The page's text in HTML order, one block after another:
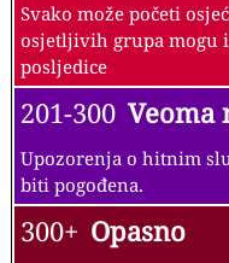
Svako može početi
osjetljivih grupa mogu
posljedice
201-300 Veoma
Upozorenja o hitnim
biti pogođena.
300+ Opasno